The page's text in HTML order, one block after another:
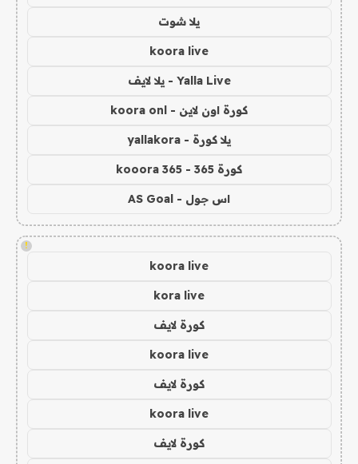
يلا شوت
koora live
Yalla Live - يلا لايف
كورة اون لاين - koora onl
يلا كورة - yallakora
كورة 365 - kooora 365
اس جول - AS Goal
!
koora live
kora live
كورة لايف
koora live
كورة لايف
koora live
كورة لايف